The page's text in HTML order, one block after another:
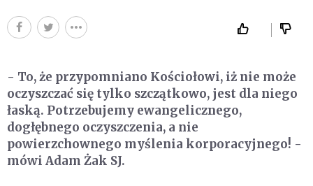
- To, że przypomniano Kościołowi, iż nie może
oczyszczać się tylko szczątkowo, jest dla niego
łaską. Potrzebujemy ewangelicznego,
dogłębnego oczyszczenia, a nie
powierzchownego myślenia korporacyjnego! -
mówi Adam Żak SJ.